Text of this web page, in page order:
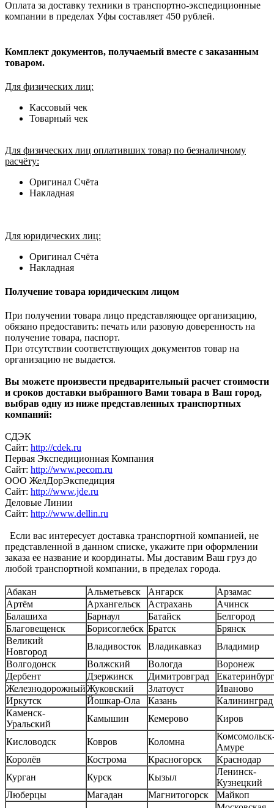
Оплата за доставку техники в транспортно-экспедиционные
компании в пределах Уфы составляет 450 рублей.
Комплект документов, получаемый вместе с заказанным
товаром.
Для физических лиц:
Кассовый чек
Товарный чек
Для физических лиц оплативших товар по безналичному
расчёту:
Оригинал Счёта
Накладная
Для юридических лиц:
Оригинал Счёта
Накладная
Получение товара юридическим лицом
При получении товара лицо представляющее организацию,
обязано предоставить: печать или разовую доверенность на
получение товара, паспорт.
При отсутствии соответствующих документов товар на
организацию не выдается.
Вы можете произвести предварительный расчет стоимости
и сроков доставки выбранного Вами товара в Ваш город,
выбрав одну из ниже представленных транспортных
компаний:
СДЭК
Сайт: http://cdek.ru
Первая Экспедиционная Компания
Сайт: http://www.pecom.ru
ООО ЖелДорЭкспедиция
Сайт: http://www.jde.ru
Деловые Линии
Сайт: http://www.dellin.ru
Если вас интересует доставка транспортной компанией, не
представленной в данном списке, укажите при оформлении
заказа ее название и координаты. Мы доставим Ваш груз до
любой транспортной компании, в пределах города.
Абакан Альметьевск Ангарск
Арзамас
Артём
Архангельск Астрахань
Ачинск
Балашиха
Барнаул Батайск
Белгород
Благовещенск
Борисоглебск Братск
Брянск
Великий
Новгород
Владивосток Владикавказ
Владимир
Волгодонск
Волжский Вологда
Воронеж
Дербент
Дзержинск Димитровград
Екатеринбург
ЖелезнодорожныйЖуковский Златоуст
Иваново
Иркутск
Йошкар-Ола Казань
Калининград
Каменск-
Уральский
Камышин Кемерово Киров
Кисловодск Ковров Коломна
Амуре
Королёв
Кострома Красногорск
Краснодар
Курган
Курск Кызыл
Ленинск-
Кузнецкий
Люберцы
Магадан Магнитогорск
Майкоп